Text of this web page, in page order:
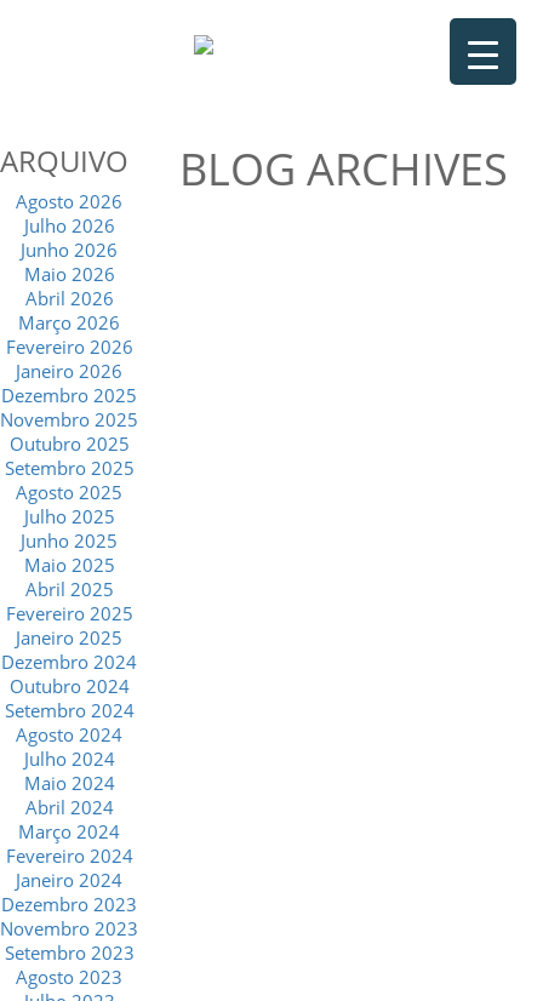
ARQUIVO
Agosto 2026
Julho 2026
Junho 2026
Maio 2026
Abril 2026
Março 2026
Fevereiro 2026
Janeiro 2026
Dezembro 2025
Novembro 2025
Outubro 2025
Setembro 2025
Agosto 2025
Julho 2025
Junho 2025
Maio 2025
Abril 2025
Fevereiro 2025
Janeiro 2025
Dezembro 2024
Outubro 2024
Setembro 2024
Agosto 2024
Julho 2024
Maio 2024
Abril 2024
Março 2024
Fevereiro 2024
Janeiro 2024
Dezembro 2023
Novembro 2023
Setembro 2023
Agosto 2023
BLOG ARCHIVES